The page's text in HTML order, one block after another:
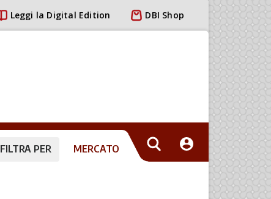
Leggi la Digital Edition DBI Shop
FILTRA PER MERCATO